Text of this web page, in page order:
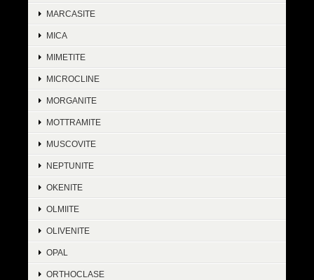
MARCASITE
MICA
MIMETITE
MICROCLINE
MORGANITE
MOTTRAMITE
MUSCOVITE
NEPTUNITE
OKENITE
OLMIITE
OLIVENITE
OPAL
ORTHOCLASE